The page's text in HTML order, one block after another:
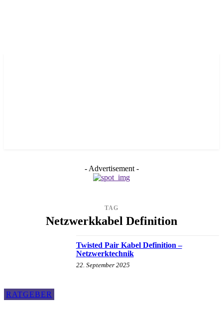
- Advertisement -
TAG
Netzwerkkabel Definition
RATGEBER
Twisted Pair Kabel Definition –
Netzwerktechnik
22. September 2025